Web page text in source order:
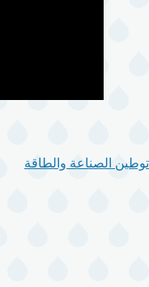
توطين الصناعة والطاقة